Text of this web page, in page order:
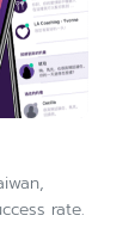
rate.